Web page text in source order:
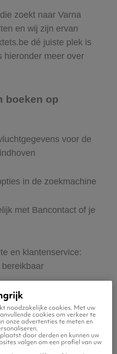
zoekt naar Varna
en wij zijn ervan
dé juiste plek is
hieronder meer over
boeken op
voor de
in de zoekmachine
met Bancontact of je
en klantenservice:
en betalen
hotel of huurauto voor
noodzakelijke cookies. Met uw
cookies om verkeer te
onze advertenties te meten en
door derden en kunnen uw
volgen om een profiel van uw